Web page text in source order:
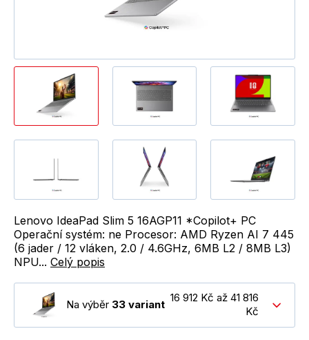
Lenovo IdeaPad Slim 5 16AGP11 *Copilot+ PC
Operační systém: ne Procesor: AMD Ryzen AI 7 445
(6 jader / 12 vláken, 2.0 / 4.6GHz, 6MB L2 / 8MB L3)
NPU... Celý popis
Na výběr 33 variant
16 912 Kč až 41 816
Kč